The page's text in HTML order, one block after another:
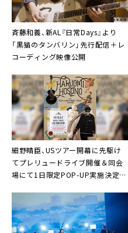
斉藤和義、新AL『日常Days』より
「黒猫のタンバリン」先行配信＋レ
コーディング映像公開
細野晴臣、USツアー開幕に先駆け
てプレリュードライブ開催＆同会
場にて1日限定POP-UP実施決定。
ライザー第二弾公開も